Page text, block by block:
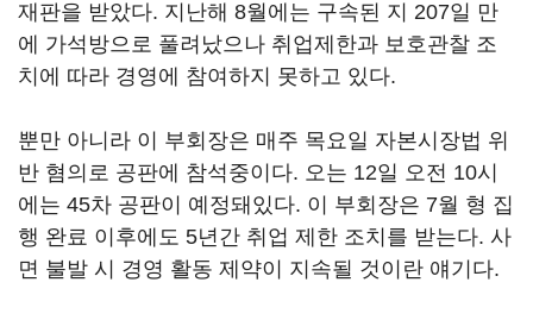
재판을 받았다. 지난해 8월에는 구속된 지 207일 만
에 가석방으로 풀려났으나 취업제한과 보호관찰 조
치에 따라 경영에 참여하지 못하고 있다.
뿐만 아니라 이 부회장은 매주 목요일 자본시장법 위
반 혐의로 공판에 참석중이다. 오는 12일 오전 10시
에는 45차 공판이 예정돼있다. 이 부회장은 7월 형 집
행 완료 이후에도 5년간 취업 제한 조치를 받는다. 사
면 불발 시 경영 활동 제약이 지속될 것이란 얘기다.